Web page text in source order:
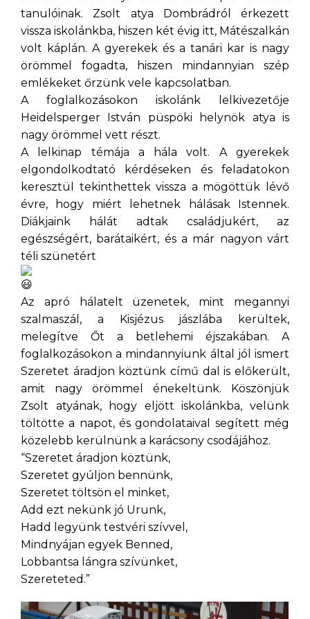
tanulóinak. Zsolt atya Dombrádról érkezett
vissza iskolánkba, hiszen két évig itt, Mátészalkán
volt káplán. A gyerekek és a tanári kar is nagy
örömmel fogadta, hiszen mindannyian szép
emlékeket őrzünk vele kapcsolatban.
A foglalkozásokon iskolánk lelkivezetője
Heidelsperger István püspöki helynök atya is
nagy örömmel vett részt.
A lelkinap témája a hála volt. A gyerekek
elgondolkodtató kérdéseken és feladatokon
keresztül tekinthettek vissza a mögöttük lévő
évre, hogy miért lehetnek hálásak Istennek.
Diákjaink hálát adtak családjukért, az
egészségért, barátaikért, és a már nagyon várt
téli szünetért
Az apró hálatelt üzenetek, mint megannyi
szalmaszál, a Kisjézus jászlába kerültek,
melegítve Őt a betlehemi éjszakában. A
foglalkozásokon a mindannyiunk által jól ismert
Szeretet áradjon köztünk című dal is előkerült,
amit nagy örömmel énekeltünk. Köszönjük
Zsolt atyának, hogy eljött iskolánkba, velünk
töltötte a napot, és gondolataival segített még
közelebb kerülnünk a karácsony csodájához.
“Szeretet áradjon köztünk,
Szeretet gyúljon bennünk,
Szeretet töltsön el minket,
Add ezt nekünk jó Urunk,
Hadd legyünk testvéri szívvel,
Mindnyájan egyek Benned,
Lobbantsa lángra szívünket,
Szereteted.”